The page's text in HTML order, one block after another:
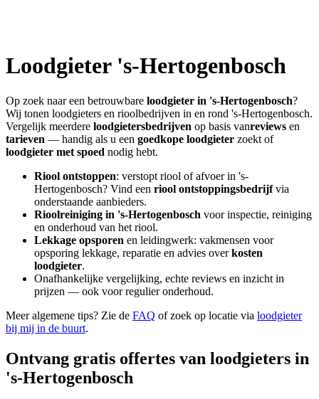
Loodgieter 's-Hertogenbosch
Op zoek naar een betrouwbare loodgieter in 's-Hertogenbosch?
Wij tonen loodgieters en rioolbedrijven in en rond 's-Hertogenbosch.
Vergelijk meerdere loodgietersbedrijven op basis vanreviews en
tarieven — handig als u een goedkope loodgieter zoekt of
loodgieter met spoed nodig hebt.
Riool ontstoppen: verstopt riool of afvoer in 's-
Hertogenbosch? Vind een riool ontstoppingsbedrijfvia
onderstaande aanbieders.
Rioolreiniging in 's-Hertogenbosch voor inspectie, reiniging
en onderhoud van het riool.
Lekkage opsporen en leidingwerk: vakmensen voor
opsporing lekkage, reparatie en advies overkosten
loodgieter.
Onafhankelijke vergelijking, echte reviews en inzicht in
prijzen — ook voor regulier onderhoud.
Meer algemene tips? Zie de FAQ of zoek op locatie via loodgieter
bij mij in de buurt.
Ontvang gratis offertes van loodgieters in
's-Hertogenbosch